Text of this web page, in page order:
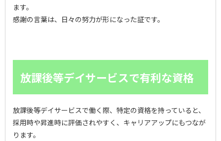
ます。
感謝の言葉は、日々の努力が形になった証です。
放課後等デイサービスで有利な資格
放課後等デイサービスで働く際、特定の資格を持っていると、
採用時や昇進時に評価されやすく、キャリアアップにもつなが
ります。